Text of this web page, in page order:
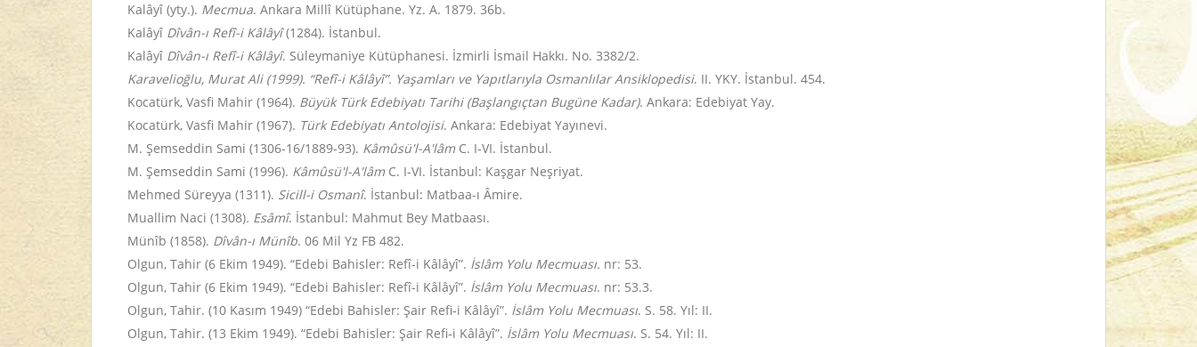
Kalâyî (yty.). Mecmua. Ankara Millî Kütüphane. Yz. A. 1879. 36b.
Kalâyî Dîvân-ı Refî-i Kâlâyî(1284). İstanbul.
Kalâyî Dîvân-ı Refî-i Kâlâyî. Süleymaniye Kütüphanesi. İzmirli İsmail Hakkı. No. 3382/2.
Karavelioğlu, Murat Ali (1999). “Refî-i Kâlâyî”. Yaşamları ve Yapıtlarıyla Osmanlılar Ansiklopedisi. II. YKY. İstanbul. 454.
Kocatürk, Vasfi Mahir (1964). Büyük Türk Edebiyatı Tarihi (Başlangıçtan Bugüne Kadar). Ankara: Edebiyat Yay.
Kocatürk, Vasfi Mahir (1967). Türk Edebiyatı Antolojisi. Ankara: Edebiyat Yayınevi.
M. Şemseddin Sami (1306-16/1889-93). Kâmûsü'l-A'lâm C. I-VI. İstanbul.
M. Şemseddin Sami (1996). Kâmûsü'l-A'lâm C. I-VI. İstanbul: Kaşgar Neşriyat.
Mehmed Süreyya (1311). Sicill-i Osmanî. İstanbul: Matbaa-ı Âmire.
Muallim Naci (1308). Esâmî. İstanbul: Mahmut Bey Matbaası.
Münîb (1858). Dîvân-ı Münîb. 06 Mil Yz FB 482.
Olgun, Tahir (6 Ekim 1949). “Edebi Bahisler: Refî-i Kâlâyî”. İslâm Yolu Mecmuası. nr: 53.
Olgun, Tahir (6 Ekim 1949). “Edebi Bahisler: Refî-i Kâlâyî”. İslâm Yolu Mecmuası. nr: 53.3.
Olgun, Tahir. (10 Kasım 1949) “Edebi Bahisler: Şair Refi-i Kâlâyî”. İslâm Yolu Mecmuası. S. 58. Yıl: II.
Olgun, Tahir. (13 Ekim 1949). “Edebi Bahisler: Şair Refi-i Kâlâyî”. İslâm Yolu Mecmuası. S. 54. Yıl: II.